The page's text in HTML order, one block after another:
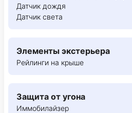
Датчик дождя
Датчик света
Элементы экстерьера
Рейлинги на крыше
Защита от угона
Иммобилайзер